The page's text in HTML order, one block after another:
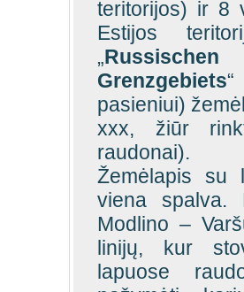
teritorijos) ir 8
Estijos
„
Grenzgebiets
pasieniui)
xxx, žiūr
raudonai).
Žemėlapis su
viena spalva.
Modlino –
linijų, kur
lapuose